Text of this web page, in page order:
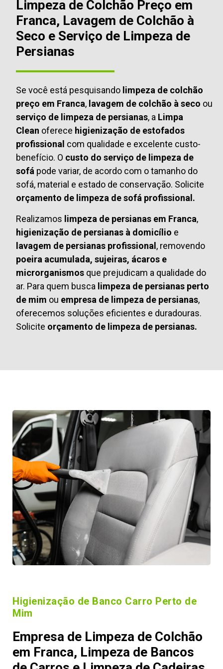
Limpeza de Colchão Preço em
Franca, Lavagem de Colchão à
Seco e Serviço de Limpeza de
Persianas
Se você está pesquisando limpeza de colchão
preço em Franca, lavagem de colchão à seco ou
serviço de limpeza de persianas, a Limpa
Clean oferece higienização de estofados
profissional com qualidade e excelente custo-
benefício. O custo do serviço de limpeza de
sofá pode variar, de acordo com o tamanho do
sofá, material e estado de conservação. Solicite
orçamento de limpeza de sofá profissional.
Realizamos limpeza de persianas em Franca,
higienização de persianas à domicílio e
lavagem de persianas profissional, removendo
poeira acumulada, sujeiras, ácaros e
microrganismos que prejudicam a qualidade do
ar. Para quem busca limpeza de persianas perto
de mim ou empresa de limpeza de persianas,
oferecemos soluções eficientes e duradouras.
Solicite orçamento de limpeza de persianas.
Higienização de Banco Carro Perto de
Mim
Empresa de Limpeza de Colchão
em Franca, Limpeza de Bancos